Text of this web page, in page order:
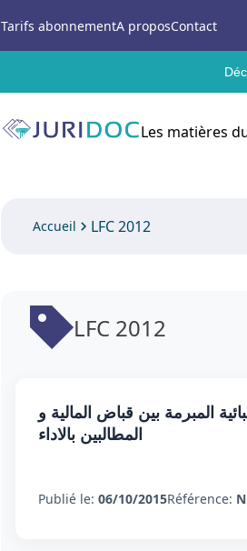
Tarifs abonnementA proposContact
Les matières
Accueil LFC 2012
LFC 2012
المبرمة بين قباض المالية و
المطالبين بالاداء
Publié le: 06/10/2015Référence: